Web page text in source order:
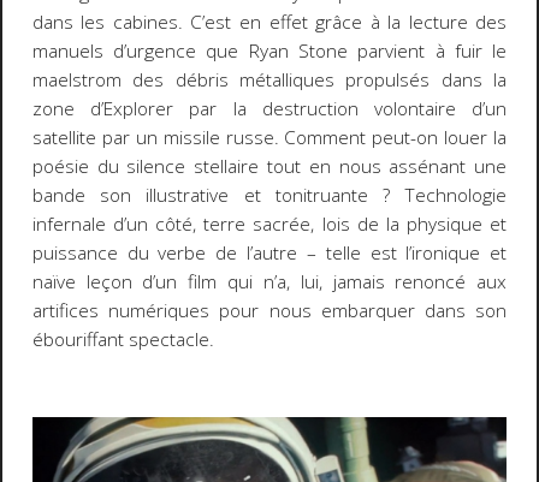
dans les cabines. C’est en effet grâce à la lecture des
manuels d’urgence que Ryan Stone parvient à fuir le
maelstrom des débris métalliques propulsés dans la
zone d’Explorer par la destruction volontaire d’un
satellite par un missile russe. Comment peut-on louer la
poésie du silence stellaire tout en nous assénant une
bande son illustrative et tonitruante ? Technologie
infernale d’un côté, terre sacrée, lois de la physique et
puissance du verbe de l’autre – telle est l’ironique et
naïve leçon d’un film qui n’a, lui, jamais renoncé aux
artifices numériques pour nous embarquer dans son
ébouriffant spectacle.